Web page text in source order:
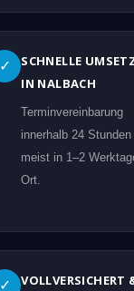
✓
SCHNELLE
IN NALBACH
Terminvereinbarung
innerhalb 24 Stunden
meist in 1–2
Ort.
✓ VOLLVERSICHERT